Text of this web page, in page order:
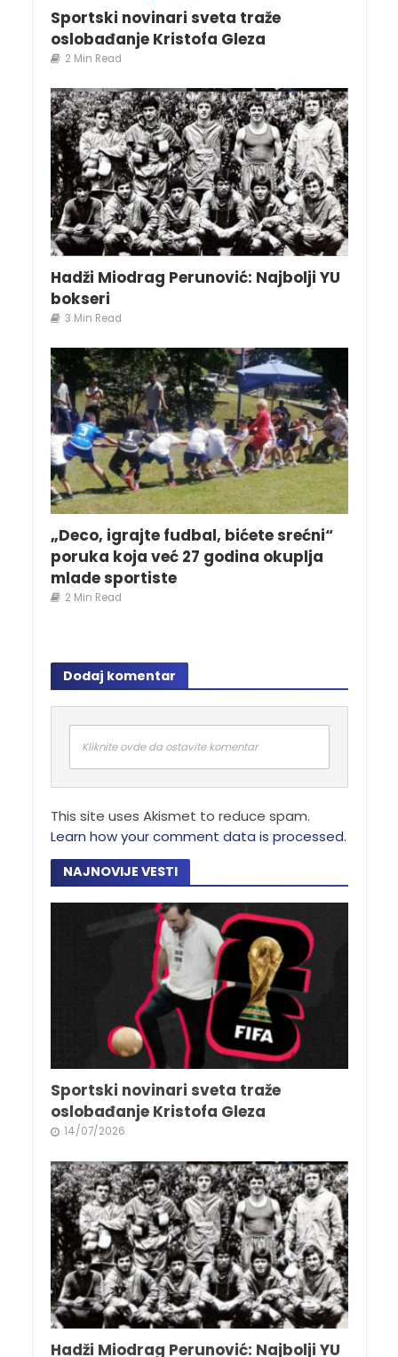
Sportski novinari sveta traže
oslobađanje Kristofa Gleza
2 Min Read
Hadži Miodrag Perunović: Najbolji YU
bokseri
3 Min Read
„Deco, igrajte fudbal, bićete srećni“
poruka koja već 27 godina okuplja
mlade sportiste
2 Min Read
Dodaj komentar
Kliknite ovde da ostavite komentar
This site uses Akismet to reduce spam.
Learn how your comment data is processed.
NAJNOVIJE VESTI
Sportski novinari sveta traže
oslobađanje Kristofa Gleza
14/07/2026
Hadži Miodrag Perunović: Najbolji YU